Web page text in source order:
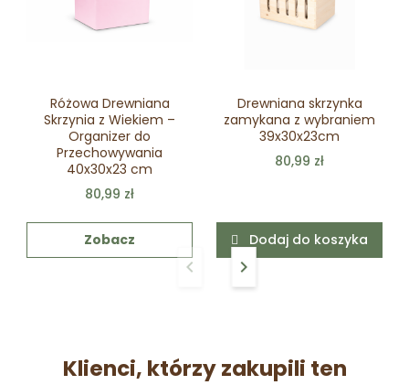
Różowa Drewniana
Skrzynia z Wiekiem –
Organizer do
Przechowywania
40x30x23 cm
80,99 zł
Zobacz
Drewniana skrzynka
zamykana z wybraniem
39x30x23cm
80,99 zł
Dodaj do koszyka
Poprzedni
keyboard_arrow_left Następny
keyboard_arrow_right
Klienci, którzy zakupili ten